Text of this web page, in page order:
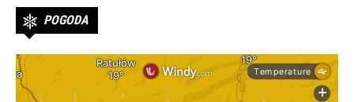
POGODA